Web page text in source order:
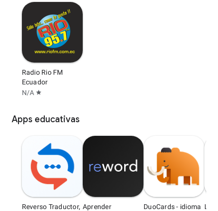
Radio Rio FM
Ecuador
N/A star
Apps educativas
Reverso Traductor,
Aprender
DuoCards - idioma